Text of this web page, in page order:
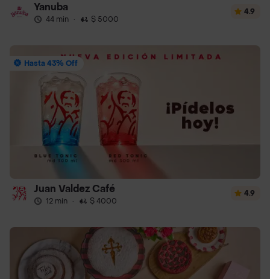
Yanuba
44 min · $ 5000
4.9
Hasta 43% Off
Juan Valdez Café
12 min · $ 4000
4.9